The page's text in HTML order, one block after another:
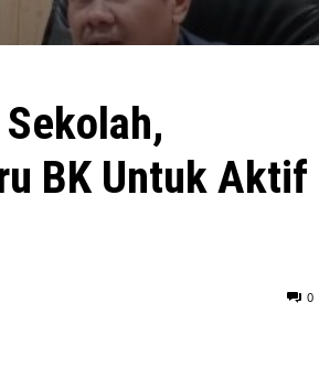
BK Untuk Aktif
0